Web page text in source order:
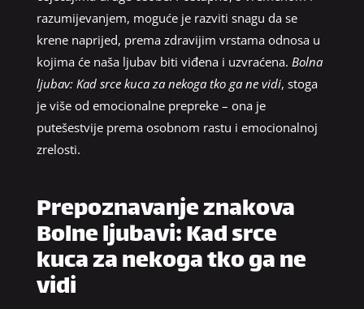
razumijevanjem, moguće je razviti snagu da se
krene naprijed, prema zdravijim vrstama odnosa u
kojima će naša ljubav biti viđena i uzvraćena. Bolna
ljubav: Kad srce kuca za nekoga tko ga ne vidi, stoga
je više od emocionalne prepreke – ona je
putešestvije prema osobnom rastu i emocionalnoj
zrelosti.
Prepoznavanje znakova
Bolne ljubavi: Kad srce
kuca za nekoga tko ga ne
vidi